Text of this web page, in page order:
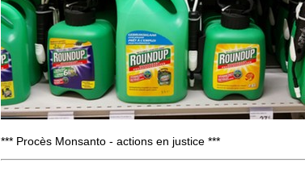
*** Procès Monsanto - actions en justice ***